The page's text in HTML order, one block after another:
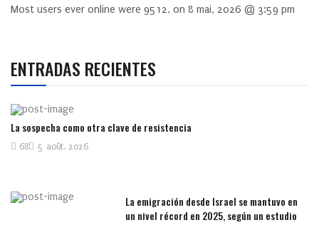
Most users ever online were 9512, on 8 mai, 2026 @ 3:59 pm
ENTRADAS RECIENTES
La sospecha como otra clave de resistencia
5 août, 2026
68
La emigración desde Israel se mantuvo en
un nivel récord en 2025, según un estudio